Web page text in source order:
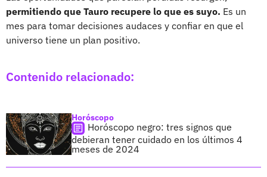
permitiendo que Tauro recupere lo que es suyo. Es un
mes para tomar decisiones audaces y confiar en que el
universo tiene un plan positivo.
Contenido relacionado:
Horóscopo
Horóscopo negro: tres signos que
debieran tener cuidado en los últimos 4
meses de 2024